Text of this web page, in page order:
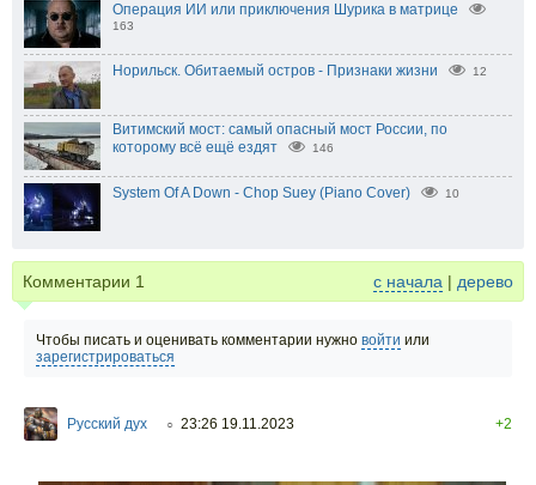
Операция ИИ или приключения Шурика в матрице
163
Норильск. Обитаемый остров - Признаки жизни 12
Витимский мост: самый опасный мост России, по
которому всё ещё ездят
146
System Of A Down - Chop Suey (Piano Cover) 10
Комментарии 1 с начала | дерево
Чтобы писать и оценивать комментарии нужно войти или
зарегистрироваться
Русский дух ○ 23:26 19.11.2023 +2